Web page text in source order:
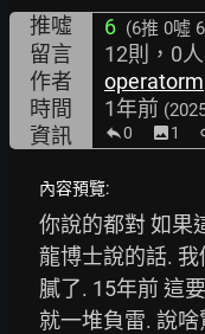
推噓 6 (6推 0噓
留言 12則，0人
作者 operatorm
時間 1年前
資訊 0 image1
內容預覽:
你說的都對 如果
龍博士說的話.
膩了. 15年前 這
就一堆負雷. 說